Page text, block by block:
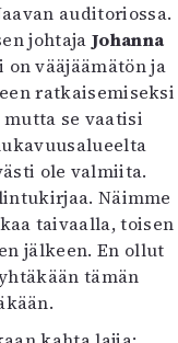
auditoriossa.
johtaja Johanna
vääjäämätön ja
ratkaisemiseksi
se vaatisi
ole valmiita.
Näimme
taivaalla, toisen
jälkeen. En ollut
tämän